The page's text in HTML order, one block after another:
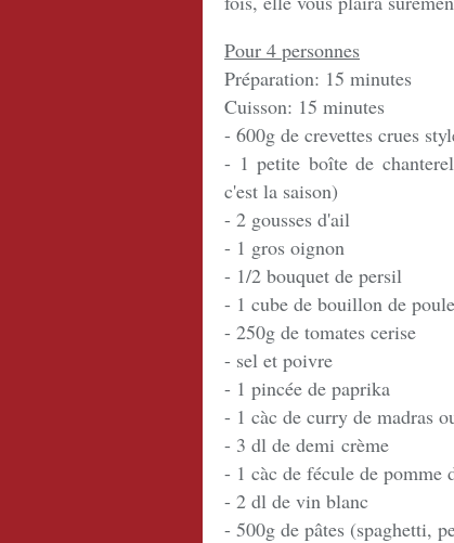
Pour 4 personnes
Préparation: 15 minutes
Cuisson: 15 minutes
- 600g de crevettes crues
- 1 petite boîte de
c'est la saison)
- 2 gousses d'ail
- 1 gros oignon
- 1/2 bouquet de persil
- 1 cube de bouillon de poule
- 250g de tomates cerise
- sel et poivre
- 1 pincée de paprika
- 1 càc de curry de madras
- 3 dl de demi crème
- 1 càc de fécule de pomme
- 2 dl de vin blanc
- 500g de pâtes (spaghetti,